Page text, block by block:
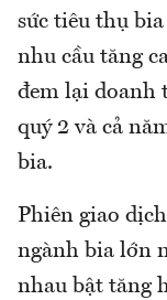
sức tiêu thụ
nhu cầu tăng
đem lại doanh
quý 2 và cả
bia.
Phiên giao
ngành bia lớn
nhau bật tăng